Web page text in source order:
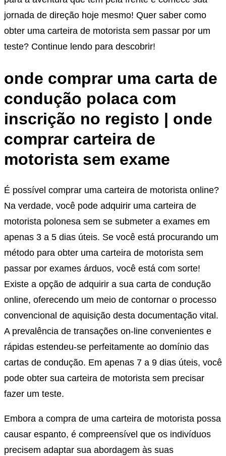
jornada de direção hoje mesmo! Quer saber como
obter uma carteira de motorista sem passar por um
teste? Continue lendo para descobrir!
onde comprar uma carta de
condução polaca com
inscrição no registo | onde
comprar carteira de
motorista sem exame
É possível comprar uma carteira de motorista online?
Na verdade, você pode adquirir uma carteira de
motorista polonesa sem se submeter a exames em
apenas 3 a 5 dias úteis. Se você está procurando um
método para obter uma carteira de motorista sem
passar por exames árduos, você está com sorte!
Existe a opção de adquirir a sua carta de condução
online, oferecendo um meio de contornar o processo
convencional de aquisição desta documentação vital.
A prevalência de transações on-line convenientes e
rápidas estendeu-se perfeitamente ao domínio das
cartas de condução. Em apenas 7 a 9 dias úteis, você
pode obter sua carteira de motorista sem precisar
fazer um teste.
Embora a compra de uma carteira de motorista possa
causar espanto, é compreensível que os indivíduos
precisem adaptar sua abordagem às suas